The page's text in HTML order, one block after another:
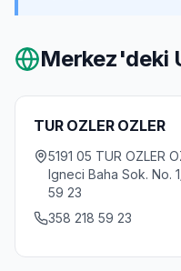
Merkez'deki
TUR OZLER OZLER
5191 05 TUR OZLER
Igneci Baha Sok. No.
59 23
358 218 59 23